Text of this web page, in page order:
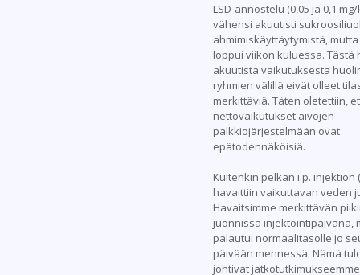
LSD-annostelu (0,05 ja 0,1 mg/
vähensi akuutisti
ahmimiskäyttäytymistä,
loppui viikon kuluessa. Tästä
akuutista vaikutuksesta
ryhmien välillä eivät olleet
merkittäviä. Täten oletettiin,
nettovaikutukset aivojen
palkkiojärjestelmään ovat
epätodennäköisiä.
Kuitenkin pelkän i.p. injektion
havaittiin vaikuttavan veden
Havaitsimme merkittävän
juonnissa injektointipäivänä,
palautui normaalitasolle jo
päivään mennessä. Nämä
johtivat